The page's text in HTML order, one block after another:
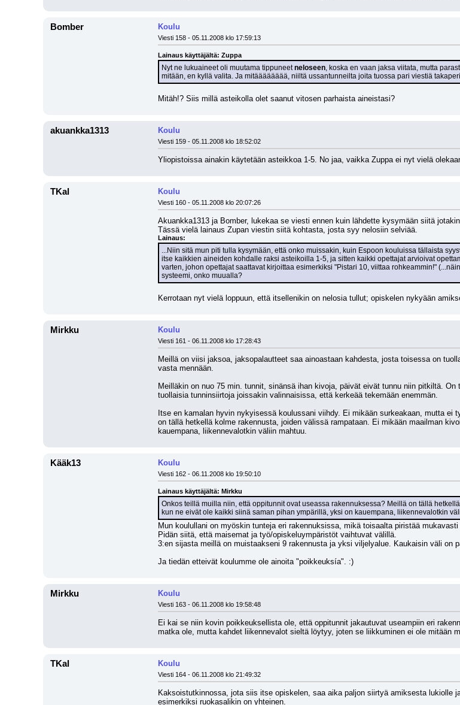
Bomber Koulu
Viesti 158 - 05.11.2008 klo 17:59:13
Lainaus käyttäjältä: Zuppa
Nyt ne lukuaineet oli muutama tippuneet neloseen, koska en vaan jaksa viitata, mutta
mitään, en kyllä valita. Ja mitääääääää, niiltä ussantunneilta joita tuossa pari viestiä
Mitäh!? Siis millä asteikolla olet saanut vitosen parhaista aineistasi?
akuankka1313 Koulu
Viesti 159 - 05.11.2008 klo 18:52:02
Yliopistoissa ainakin käytetään asteikkoa 1-5. No jaa, vaikka Zuppa ei nyt vielä
TKal Koulu
Viesti 160 - 05.11.2008 klo 20:07:26
Akuankka1313 ja Bomber, lukekaa se viesti ennen kuin lähdette kysymään siitä
Tässä vielä lainaus Zupan viestin siitä kohtasta, josta syy nelosiin selviää.
Lainaus:
...Niin sitä mun piti tulla kysymään, että onko muissakin, kuin Espoon kouluissa tällaista
itse kaikkien aineiden kohdalle raksi asteikoilla 1-5, ja sitten kaikki opettajat arvioivat
varten, johon opettajat saattavat kirjoittaa esimerkiksi "Pistari 10, viittaa rohkeammin!"
systeemi, onko muualla?
Kerrotaan nyt vielä loppuun, että itsellenikin on nelosia tullut; opiskelen nykyään
Mirkku Koulu
Viesti 161 - 06.11.2008 klo 17:28:43
Meillä on viisi jaksoa, jaksopalautteet saa ainoastaan kahdesta, josta toisessa on
vasta mennään.
Meilläkin on nuo 75 min. tunnit, sinänsä ihan kivoja, päivät eivät tunnu niin pitkiltä.
tuollaisia tunninsiirtoja joissakin valinnaisissa, että kerkeää tekemään enemmän.
Itse en kamalan hyvin nykyisessä koulussani viihdy. Ei mikään surkeakaan, mutta
on tällä hetkellä kolme rakennusta, joiden välissä rampataan. Ei mikään maailman
kauempana, liikennevalotkin väliin mahtuu.
Kääk13 Koulu
Viesti 162 - 06.11.2008 klo 19:50:10
Lainaus käyttäjältä: Mirkku
Onkos teillä muilla niin, että oppitunnit ovat useassa rakennuksessa? Meillä on tällä
kun ne eivät ole kaikki siinä saman pihan ympärillä, yksi on kauempana, liikennevalotkin
Mun koulullani on myöskin tunteja eri rakennuksissa, mikä toisaalta piristää mukavasti
Pidän siitä, että maisemat ja työ/opiskeluympäristöt vaihtuvat välillä.
3:en sijasta meillä on muistaakseni 9 rakennusta ja yksi viljelyalue. Kaukaisin väli on
Ja tiedän etteivät koulumme ole ainoita "poikkeuksía". :)
Mirkku Koulu
Viesti 163 - 06.11.2008 klo 19:58:48
Ei kai se niin kovin poikkeuksellista ole, että oppitunnit jakautuvat useampiin eri
matka ole, mutta kahdet liikennevalot sieltä löytyy, joten se liikkuminen ei ole mitään
TKal Koulu
Viesti 164 - 06.11.2008 klo 21:49:32
Kaksoistutkinnossa, jota siis itse opiskelen, saa aika paljon siirtyä amiksesta
esimerkiksi ruokasalikin on yhteinen.